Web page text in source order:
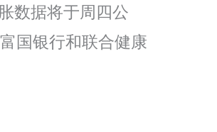
数据将于周四公
国银行和联合健康